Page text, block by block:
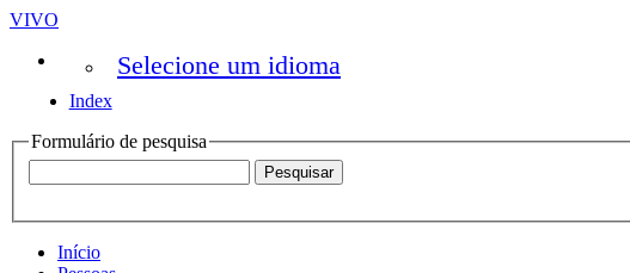
VIVO
Selecione um idioma
Index
Formulário de pesquisa
Início